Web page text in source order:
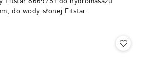
do wody słonej Fitstar